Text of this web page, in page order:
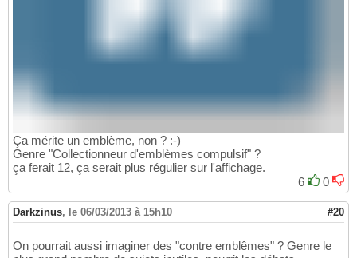
Ça mérite un emblème, non ? :-)
Genre "Collectionneur d'emblèmes compulsif" ?
ça ferait 12, ça serait plus régulier sur l'affichage.
6
0
Darkzinus, le 06/03/2013 à 15h10 #20
On pourrait aussi imaginer des "contre emblêmes" ? Genre le